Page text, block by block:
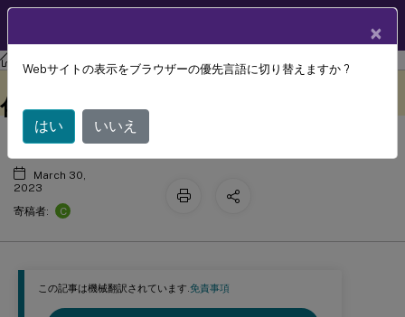
Profile Management Profile Management 2212
この記事は機械翻訳されています.免責事項
アプリケーションプロファイラの有効
化
March 30,
2023
寄稿者:
C
×
Webサイトの表示をブラウザーの優先言語に切り替えますか ?
はい いいえ